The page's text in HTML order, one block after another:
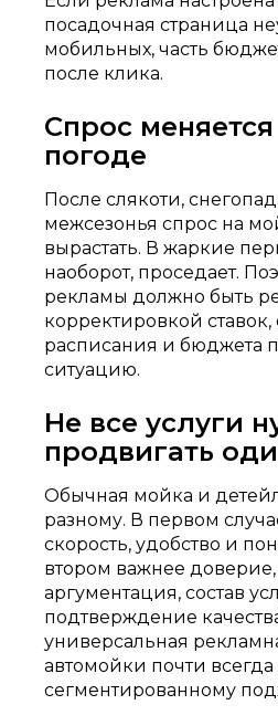
посадочная страница
мобильных, часть
после клика.
Спрос
погоде
После слякоти,
межсезонья спрос на
вырастать. В жаркие
наоборот, проседает.
рекламы должно быть
корректировкой
расписания и бюджета
ситуацию.
Не все услуги
продвигать
Обычная мойка и
разному. В первом
скорость, удобство и
втором важнее
аргументация, состав
подтверждение
универсальная
автомойки почти
сегментированному